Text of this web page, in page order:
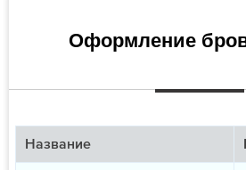
Оформление
Название